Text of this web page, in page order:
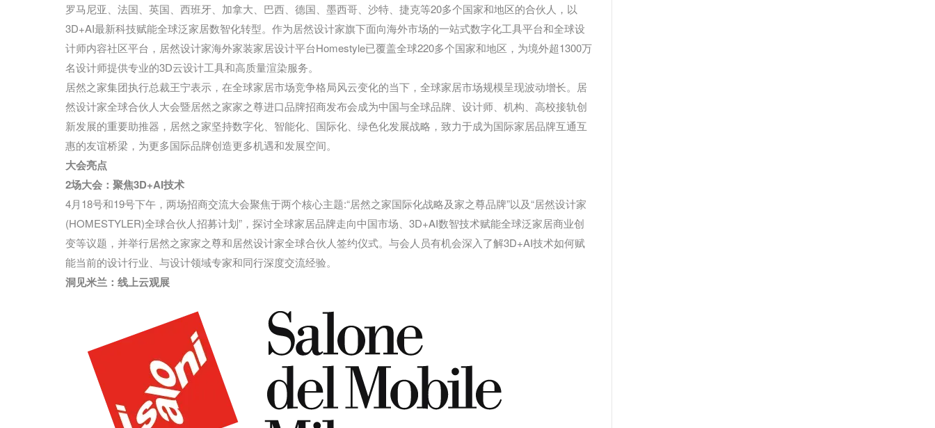
罗马尼亚、法国、英国、西班牙、加拿大、巴西、德国、墨西哥、沙特、捷克等20多个国家和地区的合伙人，以
3D+AI最新科技赋能全球泛家居数智化转型。作为居然设计家旗下面向海外市场的一站式数字化工具平台和全球设
计师内容社区平台，居然设计家海外家装家居设计平台Homestyle已覆盖全球220多个国家和地区，为境外超1300万
名设计师提供专业的3D云设计工具和高质量渲染服务。
居然之家集团执行总裁王宁表示，在全球家居市场竞争格局风云变化的当下，全球家居市场规模呈现波动增长。居
然设计家全球合伙人大会暨居然之家家之尊进口品牌招商发布会成为中国与全球品牌、设计师、机构、高校接轨创
新发展的重要助推器，居然之家坚持数字化、智能化、国际化、绿色化发展战略，致力于成为国际家居品牌互通互
惠的友谊桥梁，为更多国际品牌创造更多机遇和发展空间。
大会亮点
2场大会：聚焦3D+AI技术
4月18号和19号下午，两场招商交流大会聚焦于两个核心主题:“居然之家国际化战略及家之尊品牌”以及“居然设计家
(HOMESTYLER)全球合伙人招募计划”，探讨全球家居品牌走向中国市场、3D+AI数智技术赋能全球泛家居商业创
变等议题，并举行居然之家家之尊和居然设计家全球合伙人签约仪式。与会人员有机会深入了解3D+AI技术如何赋
能当前的设计行业、与设计领域专家和同行深度交流经验。
洞见米兰：线上云观展